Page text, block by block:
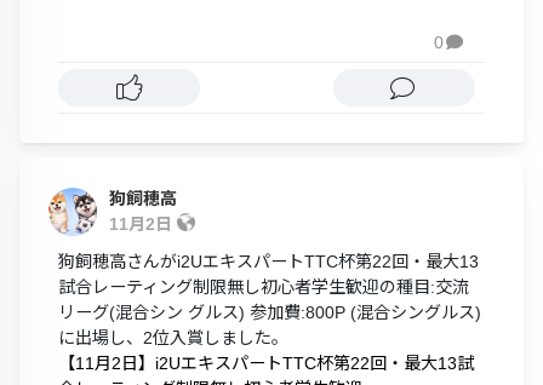
0
狗飼穂高
11月2日
狗飼穂高さんがi2UエキスパートTTC杯第22回・最大13
試合レーティング制限無し初心者学生歓迎の種目:交流
リーグ(混合シン グルス) 参加費:800P (混合シングルス)
に出場し、2位入賞しました。
【11月2日】i2UエキスパートTTC杯第22回・最大13試